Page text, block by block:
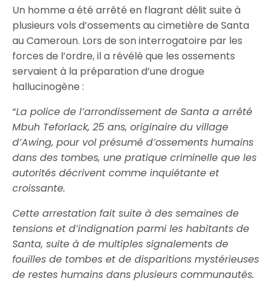
Un homme a été arrêté en flagrant délit suite à
plusieurs vols d’ossements au cimetière de Santa
au Cameroun. Lors de son interrogatoire par les
forces de l’ordre, il a révélé que les ossements
servaient à la préparation d’une drogue
hallucinogène :
“La police de l’arrondissement de Santa a arrêté
Mbuh Teforlack, 25 ans, originaire du village
d’Awing, pour vol présumé d’ossements humains
dans des tombes, une pratique criminelle que les
autorités décrivent comme inquiétante et
croissante.
Cette arrestation fait suite à des semaines de
tensions et d’indignation parmi les habitants de
Santa, suite à de multiples signalements de
fouilles de tombes et de disparitions mystérieuses
de restes humains dans plusieurs communautés.